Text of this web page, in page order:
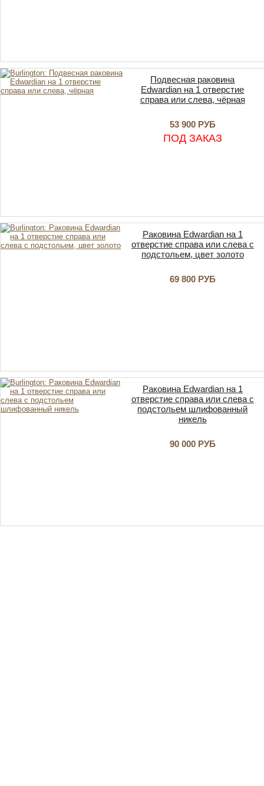
Подвесная раковина
Edwardian на 1 отверстие
справа или слева, чёрная
53 900 РУБ
ПОД ЗАКАЗ
Раковина Edwardian на 1
отверстие справа или слева с
подстольем, цвет золото
69 800 РУБ
Раковина Edwardian на 1
отверстие справа или слева с
подстольем шлифованный
никель
90 000 РУБ